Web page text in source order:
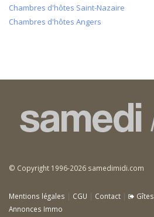
Chambres d'hôtes Saint-Nazaire
Chambres d'hôtes Angers
© Copyright 1996-2026 samedimidi.com
Mentions légales | CGU | Contact | Gîtes
Annonces Immo